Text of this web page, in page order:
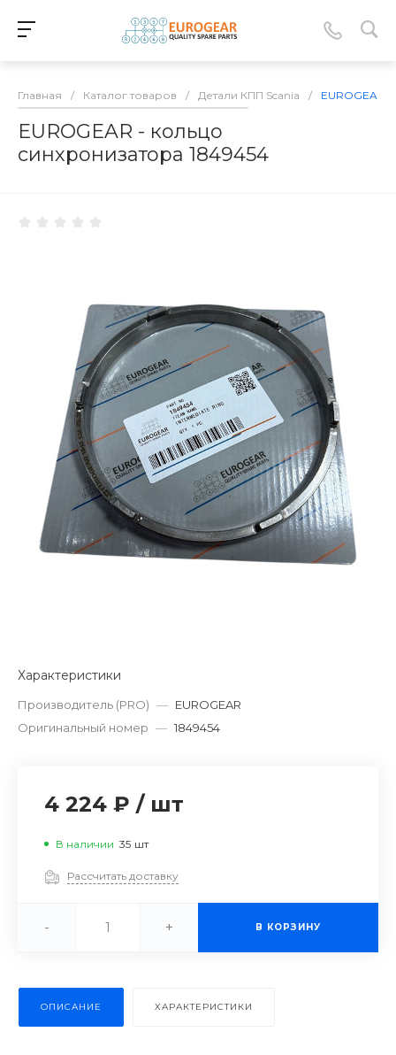
Главная / Каталог товаров / Детали КПП Scania / EUROGEAR
EUROGEAR - кольцо
синхронизатора 1849454
Характеристики
Производитель (PRO) — EUROGEAR
Оригинальный номер — 1849454
4 224 ₽ / шт
В наличии 35 шт
Рассчитать доставку
- + В КОРЗИНУ
ОПИСАНИЕ ХАРАКТЕРИСТИКИ